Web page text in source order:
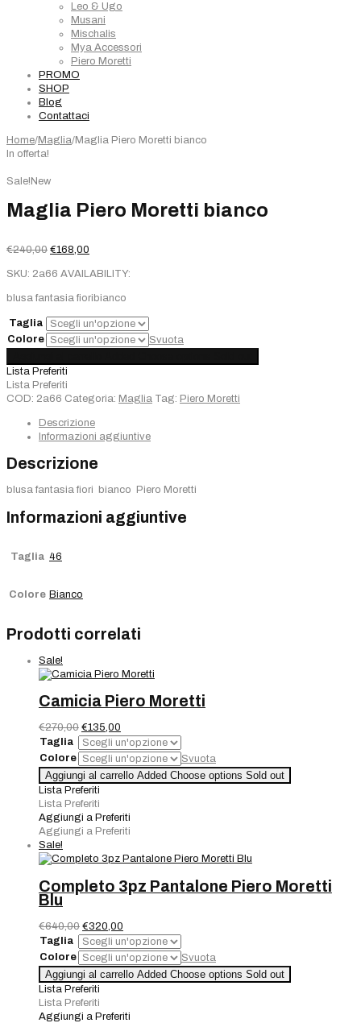
Leo & Ugo
Musani
Mischalis
Mya Accessori
Piero Moretti
PROMO
SHOP
Blog
Contattaci
Home/Maglia/Maglia Piero Moretti bianco
In offerta!
Sale! New
Maglia Piero Moretti bianco
€240,00 Il
originale
€240,00.
€168,00
attuale
€168,00.
SKU: 2a66 AVAILABILITY:
blusa fantasia fioribianco
Taglia
Colore
Svuota
Piero
Moretti
bianco
Lista Preferiti
Lista Preferiti
COD: 2a66 Categoria: Maglia Tag: Piero Moretti
Descrizione
Informazioni aggiuntive
Descrizione
blusa fantasia fiori bianco Piero Moretti
Informazioni aggiuntive
Taglia 46
Colore Bianco
Prodotti correlati
Sale!
Camicia Piero Moretti
€270,00 Il
prezzo
originale
era:
€270,00.
€135,00
prezzo
attuale
è:
€135,00.
Taglia
Colore
Svuota
Camicia
Piero
Moretti
quantità
Aggiungi al carrello Added Choose options Sold out
Lista Preferiti
Lista Preferiti
Aggiungi a Preferiti
Aggiungi a Preferiti
Sale!
Completo 3pz Pantalone Piero Moretti
Blu
€640,00 Il
prezzo
originale
era:
€640,00.
€320,00
prezzo
attuale
è:
€320,00.
Taglia
Colore
Svuota
Completo
3pz
Pantalone
Piero
Aggiungi al carrello Added Choose options Sold out
Lista Preferiti
Lista Preferiti
Aggiungi a Preferiti